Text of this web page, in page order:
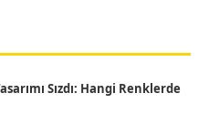
Sızdı: Hangi Renklerde